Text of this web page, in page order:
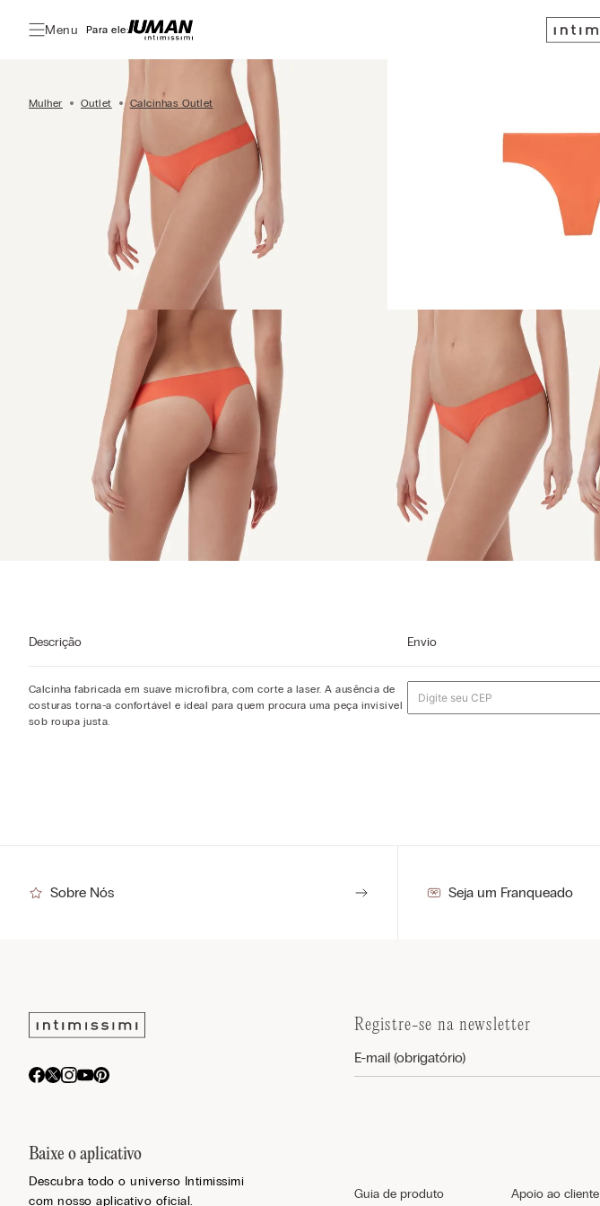
Menu Para ele:
Mulher Outlet Calcinhas Outlet
Descrição
Calcinha fabricada em suave microfibra, com corte a laser. A ausência de
costuras torna-a confortável e ideal para quem procura uma peça invisível
sob roupa justa.
Envio
Sobre Nós Seja um Franqueado
Baixe o aplicativo
Descubra todo o universo Intimissimi
com nosso aplicativo oficial.
Registre-se na newsletter
Guia de produto Apoio ao cliente